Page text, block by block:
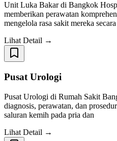
Unit Luka Bakar di Bangkok
memberikan perawatan
mengelola rasa sakit mereka secara
Lihat Detail →
Pusat Urologi
Pusat Urologi di Rumah Sakit
diagnosis, perawatan, dan
saluran kemih pada pria dan
Lihat Detail →